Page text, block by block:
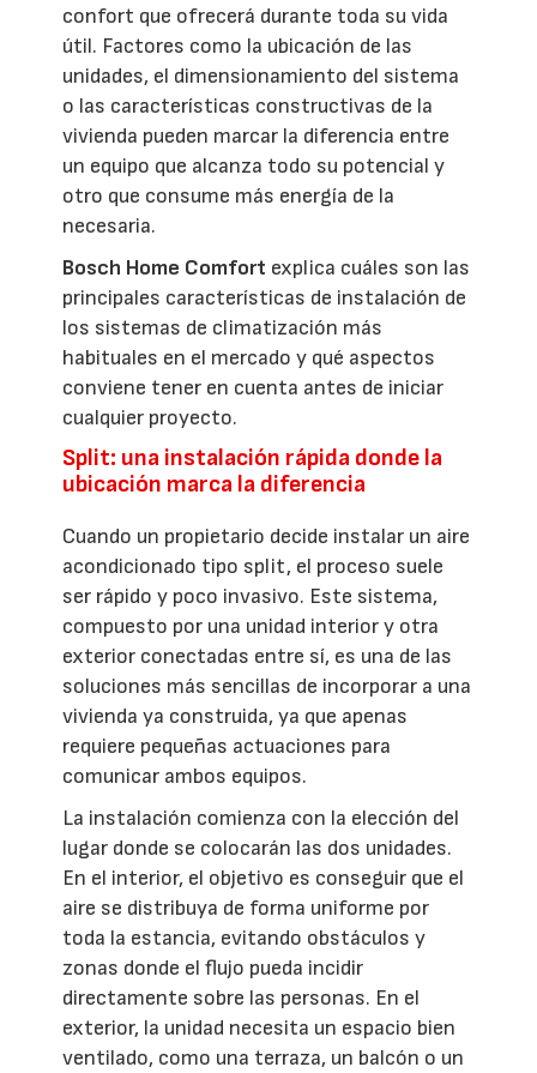
confort que ofrecerá durante toda su vida
útil. Factores como la ubicación de las
unidades, el dimensionamiento del sistema
o las características constructivas de la
vivienda pueden marcar la diferencia entre
un equipo que alcanza todo su potencial y
otro que consume más energía de la
necesaria.
Bosch Home Comfort explica cuáles son las
principales características de instalación de
los sistemas de climatización más
habituales en el mercado y qué aspectos
conviene tener en cuenta antes de iniciar
cualquier proyecto.
Split: una instalación rápida donde la
ubicación marca la diferencia
Cuando un propietario decide instalar un aire
acondicionado tipo split, el proceso suele
ser rápido y poco invasivo. Este sistema,
compuesto por una unidad interior y otra
exterior conectadas entre sí, es una de las
soluciones más sencillas de incorporar a una
vivienda ya construida, ya que apenas
requiere pequeñas actuaciones para
comunicar ambos equipos.
La instalación comienza con la elección del
lugar donde se colocarán las dos unidades.
En el interior, el objetivo es conseguir que el
aire se distribuya de forma uniforme por
toda la estancia, evitando obstáculos y
zonas donde el flujo pueda incidir
directamente sobre las personas. En el
exterior, la unidad necesita un espacio bien
ventilado, como una terraza, un balcón o un